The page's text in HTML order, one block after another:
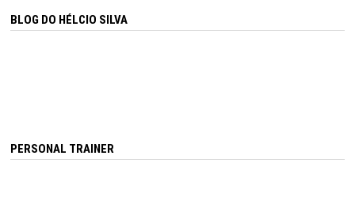
BLOG DO HÉLCIO SILVA
PERSONAL TRAINER